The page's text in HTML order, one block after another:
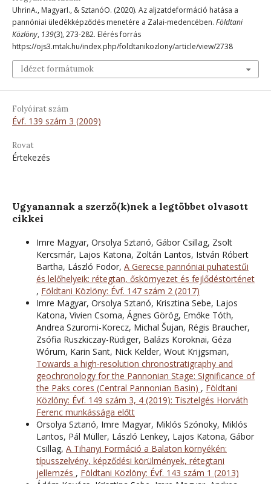
UhrinA., MagyarI., & SztanóO. (2020). Az aljzatdeformáció hatása a
pannóniai üledékképződés menetére a Zalai-medencében. Földtani
Közlöny, 139(3), 273-282. Elérés forrás
https://ojs3.mtak.hu/index.php/foldtanikozlony/article/view/2738
Idézet formátumok
Folyóirat szám
Évf. 139 szám 3 (2009)
Rovat
Értekezés
Ugyanannak a szerző(k)nek a legtöbbet olvasott
cikkei
Imre Magyar, Orsolya Sztanó, Gábor Csillag, Zsolt
Kercsmár, Lajos Katona, Zoltán Lantos, István Róbert
Bartha, László Fodor, A Gerecse pannóniai puhatestűi
és lelőhelyeik: rétegtan, őskörnyezet és fejlődéstörténet
, Földtani Közlöny: Évf. 147 szám 2 (2017)
Imre Magyar, Orsolya Sztanó, Krisztina Sebe, Lajos
Katona, Vivien Csoma, Ágnes Görög, Emőke Tóth,
Andrea Szuromi-Korecz, Michal Šujan, Régis Braucher,
Zsófia Ruszkiczay-Rüdiger, Balázs Koroknai, Géza
Wórum, Karin Sant, Nick Kelder, Wout Krijgsman,
Towards a high-resolution chronostratigraphy and
geochronology for the Pannonian Stage: Significance of
the Paks cores (Central Pannonian Basin) , Földtani
Közlöny: Évf. 149 szám 3, 4 (2019): Tisztelgés Horváth
Ferenc munkássága előtt
Orsolya Sztanó, Imre Magyar, Miklós Szónoky, Miklós
Lantos, Pál Müller, László Lenkey, Lajos Katona, Gábor
Csillag, A Tihanyi Formáció a Balaton környékén:
típusszelvény, képződési körülmények, rétegtani
jellemzés , Földtani Közlöny: Évf. 143 szám 1 (2013)